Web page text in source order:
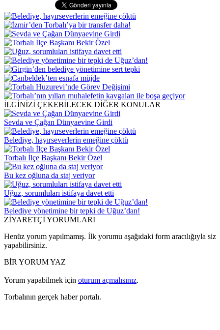
İLGİNİZİ ÇEKEBİLECEK DİĞER KONULAR
Sevda ve Çağan Dünyaevine Girdi
Belediye, hayırseverlerin emeğine çöktü
Torbalı İlçe Başkanı Bekir Özel
Bu kez oğluna da staj veriyor
Uğuz, sorumluları istifaya davet etti
Belediye yönetimine bir tepki de Uğuz’dan!
ZİYARETÇİ YORUMLARI
Henüz yorum yapılmamış. İlk yorumu aşağıdaki form aracılığıyla siz
yapabilirsiniz.
BİR YORUM YAZ
Yorum yapabilmek için oturum açmalısınız.
Torbalının gerçek haber portalı.